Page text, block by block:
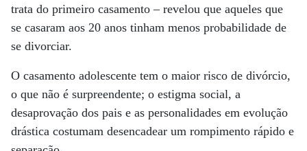
trata do primeiro casamento – revelou que aqueles que
se casaram aos 20 anos tinham menos probabilidade de
se divorciar.
O casamento adolescente tem o maior risco de divórcio,
o que não é surpreendente; o estigma social, a
desaprovação dos pais e as personalidades em evolução
drástica costumam desencadear um rompimento rápido e